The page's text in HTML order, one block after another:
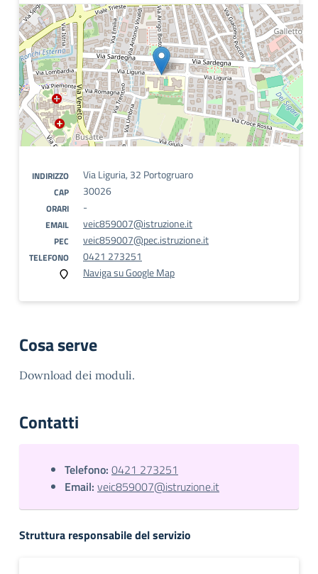
INDIRIZZO Via Liguria, 32 Portogruaro
CAP 30026
ORARI -
EMAIL veic859007@istruzione.it
PEC veic859007@pec.istruzione.it
TELEFONO
0421 273251
Naviga su Google Map
Cosa serve
Download dei moduli.
Contatti
Telefono: 0421 273251
Email: veic859007@istruzione.it
Struttura responsabile del servizio